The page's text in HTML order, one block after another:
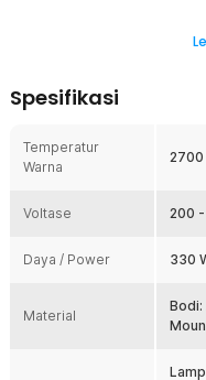
rentang 2700-6500 K.
secara bertahap hingga
Hasilkan Jutaan Warna
jutaan warna kombinasi
Anda juga bisa mengatur
Dengan tingkat Ra ≥95,
yang natural dan akurat,
natural, tajam, dan
Spesifikasi
Temperatur
Warna
2700
Voltase 200
Daya / Power 330
Material
Bodi: